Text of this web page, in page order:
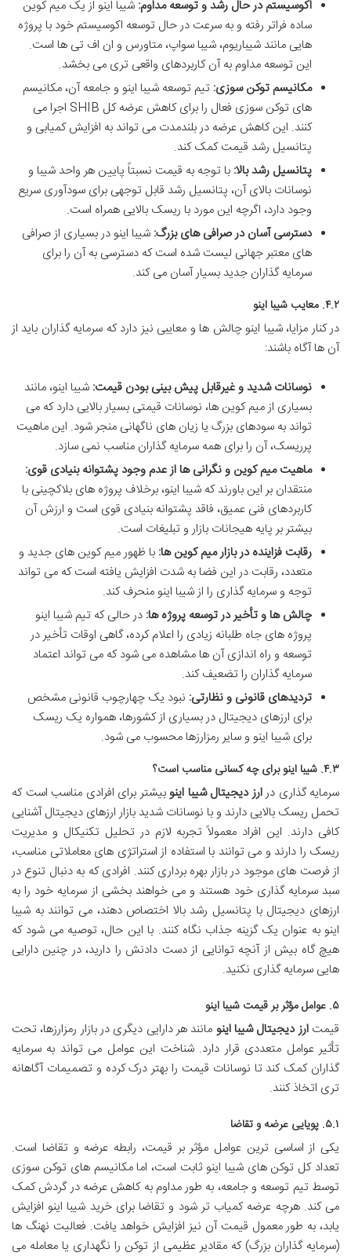
اکوسیستم در حال رشد و توسعه مداوم: شیبا اینو از یک میم کوین
ساده فراتر رفته و به سرعت در حال توسعه اکوسیستم خود با پروژه
هایی مانند شیباریوم، شیبا سواپ، متاورس و ان اف تی ها است.
این توسعه مداوم به آن کاربردهای واقعی تری می بخشد.
مکانیسم توکن سوزی: تیم توسعه شیبا اینو و جامعه آن، مکانیسم
های توکن سوزی فعال را برای کاهش عرضه کل SHIB اجرا می
کنند. این کاهش عرضه در بلندمدت می تواند به افزایش کمیابی و
پتانسیل رشد قیمت کمک کند.
پتانسیل رشد بالا: با توجه به قیمت نسبتاً پایین هر واحد شیبا و
نوسانات بالای آن، پتانسیل رشد قابل توجهی برای سودآوری سریع
وجود دارد، اگرچه این مورد با ریسک بالایی همراه است.
دسترسی آسان در صرافی های بزرگ: شیبا اینو در بسیاری از صرافی
های معتبر جهانی لیست شده است که دسترسی به آن را برای
سرمایه گذاران جدید بسیار آسان می کند.
۴.۲. معایب شیبا اینو
در کنار مزایا، شیبا اینو چالش ها و معایبی نیز دارد که سرمایه گذاران باید از
آن ها آگاه باشند:
نوسانات شدید و غیرقابل پیش بینی بودن قیمت: شیبا اینو، مانند
بسیاری از میم کوین ها، نوسانات قیمتی بسیار بالایی دارد که می
تواند به سودهای بزرگ یا زیان های ناگهانی منجر شود. این ماهیت
پرریسک، آن را برای همه سرمایه گذاران مناسب نمی سازد.
ماهیت میم کوین و نگرانی ها از عدم وجود پشتوانه بنیادی قوی:
منتقدان بر این باورند که شیبا اینو، برخلاف پروژه های بلاکچینی با
کاربردهای فنی عمیق، فاقد پشتوانه بنیادی قوی است و ارزش آن
بیشتر بر پایه هیجانات بازار و تبلیغات است.
رقابت فزاینده در بازار میم کوین ها: با ظهور میم کوین های جدید و
متعدد، رقابت در این فضا به شدت افزایش یافته است که می تواند
توجه و سرمایه گذاری را از شیبا اینو منحرف کند.
چالش ها و تأخیر در توسعه پروژه ها: در حالی که تیم شیبا اینو
پروژه های جاه طلبانه زیادی را اعلام کرده، گاهی اوقات تأخیر در
توسعه و راه اندازی آن ها مشاهده می شود که می تواند اعتماد
سرمایه گذاران را تضعیف کند.
تردیدهای قانونی و نظارتی: نبود یک چهارچوب قانونی مشخص
برای ارزهای دیجیتال در بسیاری از کشورها، همواره یک ریسک
برای شیبا اینو و سایر رمزارزها محسوب می شود.
۴.۳. شیبا اینو برای چه کسانی مناسب است؟
سرمایه گذاری درارز دیجیتال شیبا اینو بیشتر برای افرادی مناسب است که
تحمل ریسک بالایی دارند و با نوسانات شدید بازار ارزهای دیجیتال آشنایی
کافی دارند. این افراد معمولاً تجربه لازم در تحلیل تکنیکال و مدیریت
ریسک را دارند و می توانند با استفاده از استراتژی های معاملاتی مناسب،
از فرصت های موجود در بازار بهره برداری کنند. افرادی که به دنبال تنوع در
سبد سرمایه گذاری خود هستند و می خواهند بخشی از سرمایه خود را به
ارزهای دیجیتال با پتانسیل رشد بالا اختصاص دهند، می توانند به شیبا
اینو به عنوان یک گزینه جذاب نگاه کنند. با این حال، توصیه می شود که
هیچ گاه بیش از آنچه توانایی از دست دادنش را دارید، در چنین دارایی
هایی سرمایه گذاری نکنید.
۵. عوامل مؤثر بر قیمت شیبا اینو
قیمتارز دیجیتال شیبا اینو مانند هر دارایی دیگری در بازار رمزارزها، تحت
تأثیر عوامل متعددی قرار دارد. شناخت این عوامل می تواند به سرمایه
گذاران کمک کند تا نوسانات قیمت را بهتر درک کرده و تصمیمات آگاهانه
تری اتخاذ کنند.
۵.۱. پویایی عرضه و تقاضا
یکی از اساسی ترین عوامل مؤثر بر قیمت، رابطه عرضه و تقاضا است.
تعداد کل توکن های شیبا اینو ثابت است، اما مکانیسم های توکن سوزی
توسط تیم توسعه و جامعه، به طور مداوم به کاهش عرضه در گردش کمک
می کند. هرچه عرضه کمیاب تر شود و تقاضا برای خرید شیبا اینو افزایش
یابد، به طور معمول قیمت آن نیز افزایش خواهد یافت. فعالیت نهنگ ها
(سرمایه گذاران بزرگ) که مقادیر عظیمی از توکن را نگهداری یا معامله می